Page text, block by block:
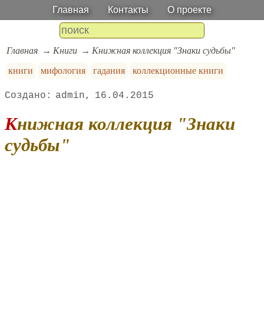
Главная Контакты О проекте
Главная Книги
Книжная коллекция "Знаки судьбы"
книги
мифология гадания коллекционные книги
admin 16.04.2015
Книжная коллекция "Знаки
судьбы"